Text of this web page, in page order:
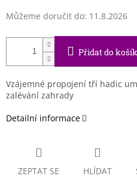
Můžeme doručit do: 11.8.2026
Přidat do
Vzájemné propojení tří hadic
zalévání zahrady
Detailní informace
ZEPTAT SE HLÍDAT